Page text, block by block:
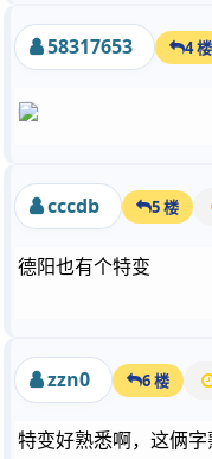
58317653 4 楼
cccdb 5 楼
德阳也有个特变
zzn0 6 楼
特变好熟悉啊，这俩